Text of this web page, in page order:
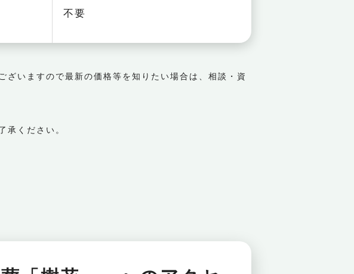
不要
いますので最新の価格等を知りたい場合は、相談・資
承ください。